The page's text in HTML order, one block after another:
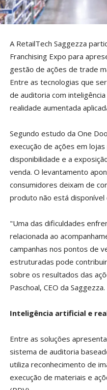
A RetailTech Saggezza
Franchising Expo para
gestão de ações de trade
Entre as tecnologias que
de auditoria com
realidade aumentada
Segundo estudo da One
execução de ações em
disponibilidade e a
venda. O levantamento
consumidores deixam de
produto não está
"Uma das dificuldades
relacionada ao
campanhas nos pontos de
estruturadas pode
sobre os resultados das
Paschoal, CEO da Saggezza.
Inteligência artificial e
Entre as soluções
sistema de auditoria
utiliza reconhecimento de
execução de materiais e